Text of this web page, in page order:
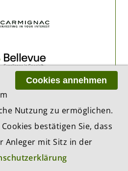
Cookies annehmen
Nutzung zu ermöglichen.
bestätigen Sie, dass
Anleger mit Sitz in der